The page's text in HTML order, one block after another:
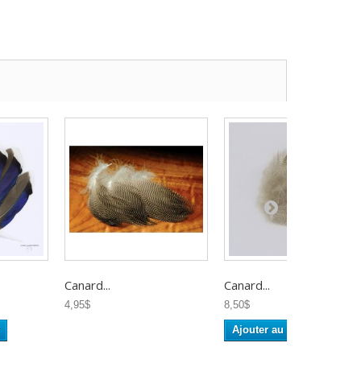
Canard...
4,95$
Canard...
8,50$
Ajouter au panier